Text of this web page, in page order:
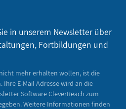
in unserem Newsletter über
Fortbildungen und
mehr erhalten wollen, ist die
E-Mail Adresse wird an die
Software CleverReach zum
Weitere Informationen finden